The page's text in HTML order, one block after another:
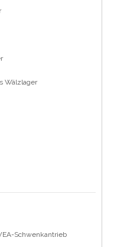
العربية
Wälzlager
Schwenkantrieb